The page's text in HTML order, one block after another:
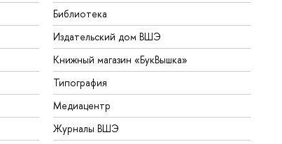
Библиотека
Издательский дом ВШЭ
Книжный магазин «БукВышка»
Типография
Медиацентр
Журналы ВШЭ